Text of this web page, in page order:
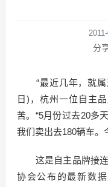
分
“最近几年，就属
日)，杭州一位自主
苦。“5月份过去20多
我们卖出去180辆车
这是自主品牌接连
协会公布的最新数